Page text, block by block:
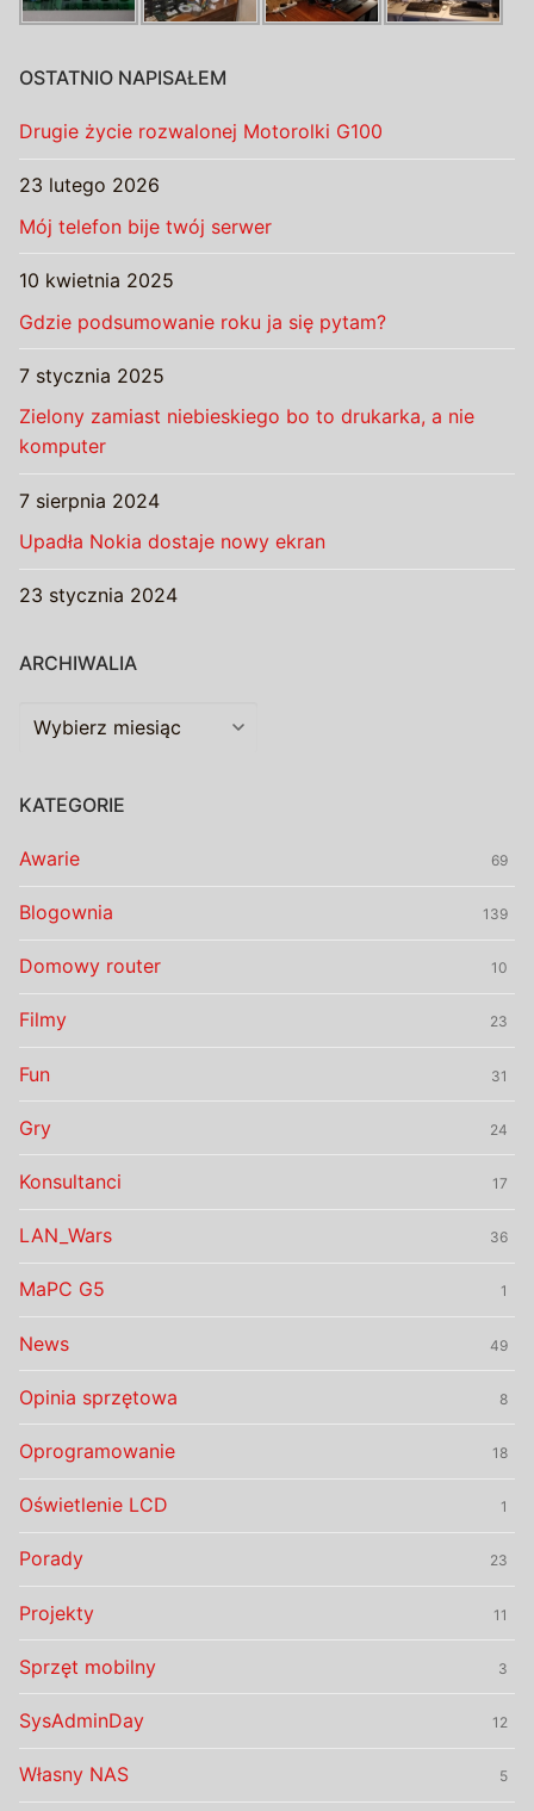
OSTATNIO NAPISAŁEM
Drugie życie rozwalonej Motorolki G100
23 lutego 2026
Mój telefon bije twój serwer
10 kwietnia 2025
Gdzie podsumowanie roku ja się pytam?
7 stycznia 2025
Zielony zamiast niebieskiego bo to drukarka, a nie
komputer
7 sierpnia 2024
Upadła Nokia dostaje nowy ekran
23 stycznia 2024
ARCHIWALIA
Archiwalia
KATEGORIE
Awarie 69
Blogownia 139
Domowy router 10
Filmy 23
Fun 31
Gry 24
Konsultanci 17
LAN_Wars 36
MaPC G5 1
News 49
Opinia sprzętowa 8
Oprogramowanie 18
Oświetlenie LCD 1
Porady 23
Projekty 11
Sprzęt mobilny 3
SysAdminDay 12
Własny NAS 5